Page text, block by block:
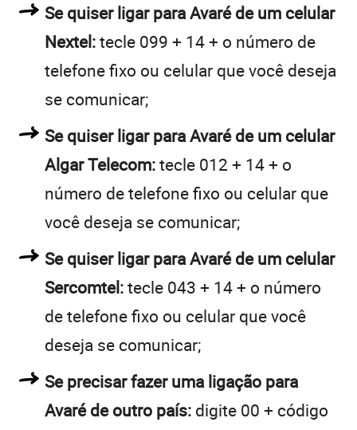
Se quiser ligar para Avaré de um celular
Nextel:tecle 099 + 14 + o número de
telefone fixo ou celular que você deseja
se comunicar;
Se quiser ligar para Avaré de um celular
Algar Telecom:tecle 012 + 14 + o
número de telefone fixo ou celular que
você deseja se comunicar;
Se quiser ligar para Avaré de um celular
Sercomtel:tecle 043 + 14 + o número
de telefone fixo ou celular que você
deseja se comunicar;
Se precisar fazer uma ligação para
Avaré de outro país: digite 00 + código